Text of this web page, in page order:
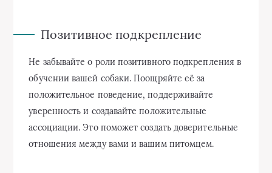
Позитивное подкрепление
Не забывайте о роли позитивного подкрепления в
обучении вашей собаки. Поощряйте её за
положительное поведение, поддерживайте
уверенность и создавайте положительные
ассоциации. Это поможет создать доверительные
отношения между вами и вашим питомцем.